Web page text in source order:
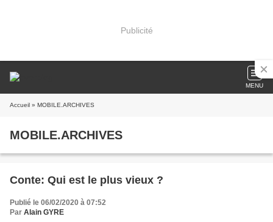
Publicité
MENU
Accueil » MOBILE.ARCHIVES
MOBILE.ARCHIVES
Conte: Qui est le plus vieux ?
Publié le 06/02/2020 à 07:52
Par Alain GYRE